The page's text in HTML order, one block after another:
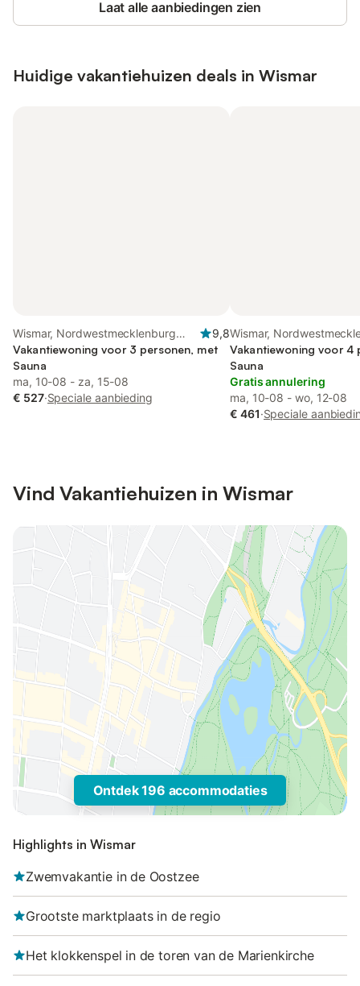
Laat alle aanbiedingen zien
Huidige vakantiehuizen deals in Wismar
Wismar, Nordwestmecklenburg
(Wismar en omgeving)
9,8
Vakantiewoning voor 3 personen, met
Sauna
ma, 10-08 - za, 15-08
€ 527·Speciale aanbieding
Wismar,
(Wismar en omgeving)
Vakantiewoning voor 4
Sauna
Gratis annulering
ma, 10-08 - wo, 12-08
€ 461·Speciale
Vind Vakantiehuizen in Wismar
Ontdek 196 accommodaties
Highlights in Wismar
Zwemvakantie in de Oostzee
Grootste marktplaats in de regio
Het klokkenspel in de toren van de Marienkirche